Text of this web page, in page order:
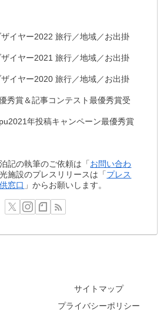
ザイヤー2022 旅行／地域／お出掛
ザイヤー2021 旅行／地域／お出掛
ザイヤー2020 旅行／地域／お出掛
秀賞＆記事コンテスト最優秀賞受
年投稿キャンペーン最優秀賞
記の執筆のご依頼は「お問い合わ
施設のプレスリリースは「プレス
窓口 」からお願いします。
サイトマップ
プライバシーポリシー